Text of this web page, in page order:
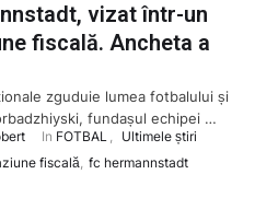
vizat într-un
fiscală. Ancheta a
zguduie lumea fotbalului și
fundașul echipei …
In FOTBAL , Ultimele știri
fiscală, fc hermannstadt